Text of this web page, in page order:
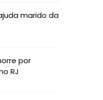
marido da
por
RJ